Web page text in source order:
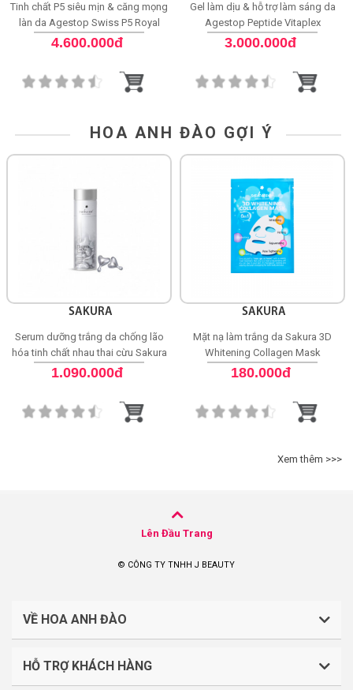
Tinh chất P5 siêu mịn & căng mọng
làn da Agestop Swiss P5 Royal
Epigen Rescue Elixir
4.600.000đ
Gel làm dịu & hỗ trợ làm sáng da
Agestop Peptide Vitaplex
Concentrate
3.000.000đ
HOA ANH ĐÀO GỢI Ý
SAKURA
Serum dưỡng trắng da chống lão
hóa tinh chất nhau thai cừu Sakura
Placenta COQ10 serum
1.090.000đ
SAKURA
Mặt nạ làm trắng da Sakura 3D
Whitening Collagen Mask
180.000đ
Xem thêm >>>
Lên Đầu Trang
© CÔNG TY TNHH J BEAUTY
VỀ HOA ANH ĐÀO
CÔNG TY TNHH J BEAUTY
HỖ TRỢ KHÁCH HÀNG